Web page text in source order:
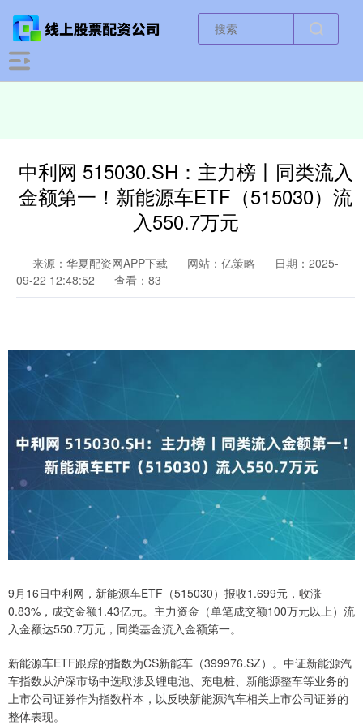
中利网 515030.SH：主力榜丨同类流入
金额第一！新能源车ETF（515030）流
入550.7万元
来源：华夏配资网APP下载 网站：亿策略
日期：2025-
09-22 12:48:52
查看：83
9月16日中利网，新能源车ETF（515030）报收1.699元，收涨
0.83%，成交金额1.43亿元。主力资金（单笔成交额100万元以上）流
入金额达550.7万元，同类基金流入金额第一。
新能源车ETF跟踪的指数为CS新能车（399976.SZ）。中证新能源汽
车指数从沪深市场中选取涉及锂电池、充电桩、新能源整车等业务的
上市公司证券作为指数样本，以反映新能源汽车相关上市公司证券的
整体表现。